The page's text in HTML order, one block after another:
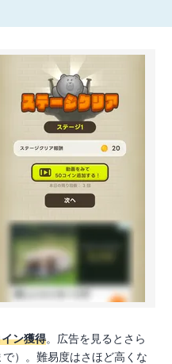
ン獲得。広告を見るとさら
）。難易度はさほど高くな